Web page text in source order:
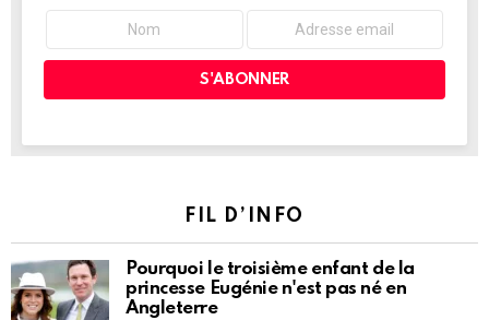
FIL D’INFO
Pourquoi le troisième enfant de la
princesse Eugénie n'est pas né en
Angleterre